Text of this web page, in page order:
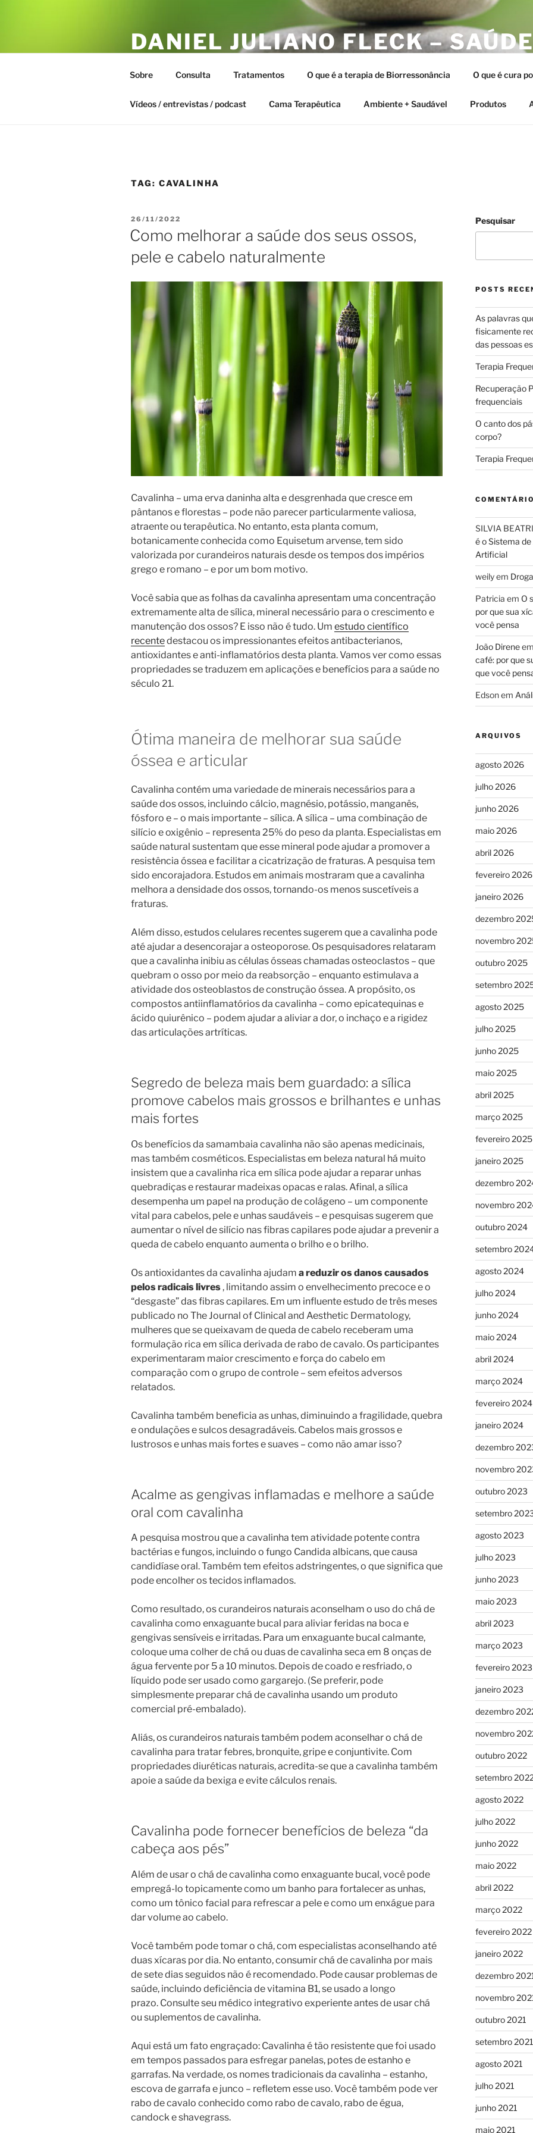
DANIEL JULIANO FLECK –
ESTAR – TERAPIAS
Sobre Consulta Tratamentos O que é a terapia de Biorressonância O que é cura
Vídeos / entrevistas / podcast Cama Terapêutica Ambiente + Saudável Produtos
TAG: CAVALINHA
PUBLICADO
EM
26/11/2022
Como melhorar a saúde dos seus ossos,
pele e cabelo naturalmente
Cavalinha – uma erva daninha alta e desgrenhada que cresce em
pântanos e florestas – pode não parecer particularmente valiosa,
atraente ou terapêutica. No entanto, esta planta comum,
botanicamente conhecida como Equisetum arvense, tem sido
valorizada por curandeiros naturais desde os tempos dos impérios
grego e romano – e por um bom motivo.
Você sabia que as folhas da cavalinha apresentam uma concentração
extremamente alta de sílica, mineral necessário para o crescimento e
manutenção dos ossos? E isso não é tudo. Um estudo científico
recentedestacou os impressionantes efeitos antibacterianos,
antioxidantes e anti-inflamatórios desta planta. Vamos ver como essas
propriedades se traduzem em aplicações e benefícios para a saúde no
século 21.
Ótima maneira de melhorar sua saúde
óssea e articular
Cavalinha contém uma variedade de minerais necessários para a
saúde dos ossos, incluindo cálcio, magnésio, potássio, manganês,
fósforo e – o mais importante – sílica. A sílica – uma combinação de
silício e oxigênio – representa 25% do peso da planta. Especialistas em
saúde natural sustentam que esse mineral pode ajudar a promover a
resistência óssea e facilitar a cicatrização de fraturas. A pesquisa tem
sido encorajadora. Estudos em animais mostraram que a cavalinha
melhora a densidade dos ossos, tornando-os menos suscetíveis a
fraturas.
Além disso, estudos celulares recentes sugerem que a cavalinha pode
até ajudar a desencorajar a osteoporose. Os pesquisadores relataram
que a cavalinha inibiu as células ósseas chamadas osteoclastos – que
quebram o osso por meio da reabsorção – enquanto estimulava a
atividade dos osteoblastos de construção óssea. A propósito, os
compostos antiinflamatórios da cavalinha – como epicatequinas e
ácido quiurênico – podem ajudar a aliviar a dor, o inchaço e a rigidez
das articulações artríticas.
Segredo de beleza mais bem guardado: a sílica
promove cabelos mais grossos e brilhantes e unhas
mais fortes
Os benefícios da samambaia cavalinha não são apenas medicinais,
mas também cosméticos. Especialistas em beleza natural há muito
insistem que a cavalinha rica em sílica pode ajudar a reparar unhas
quebradiças e restaurar madeixas opacas e ralas. Afinal, a sílica
desempenha um papel na produção de colágeno – um componente
vital para cabelos, pele e unhas saudáveis ​​– e pesquisas sugerem que
aumentar o nível de silício nas fibras capilares pode ajudar a prevenir a
queda de cabelo enquanto aumenta o brilho e o brilho.
Os antioxidantes da cavalinha ajudam a reduzir os danos causados ​​
pelos radicais livres , limitando assim o envelhecimento precoce e o
“desgaste” das fibras capilares. Em um influente estudo de três meses
publicado no The Journal of Clinical and Aesthetic Dermatology,
mulheres que se queixavam de queda de cabelo receberam uma
formulação rica em sílica derivada de rabo de cavalo. Os participantes
experimentaram maior crescimento e força do cabelo em
comparação com o grupo de controle – sem efeitos adversos
relatados.
Cavalinha também beneficia as unhas, diminuindo a fragilidade, quebra
e ondulações e sulcos desagradáveis. Cabelos mais grossos e
lustrosos e unhas mais fortes e suaves – como não amar isso?
Acalme as gengivas inflamadas e melhore a saúde
oral com cavalinha
A pesquisa mostrou que a cavalinha tem atividade potente contra
bactérias e fungos, incluindo o fungo Candida albicans, que causa
candidíase oral. Também tem efeitos adstringentes, o que significa que
pode encolher os tecidos inflamados.
Como resultado, os curandeiros naturais aconselham o uso do chá de
cavalinha como enxaguante bucal para aliviar feridas na boca e
gengivas sensíveis e irritadas. Para um enxaguante bucal calmante,
coloque uma colher de chá ou duas de cavalinha seca em 8 onças de
água fervente por 5 a 10 minutos. Depois de coado e resfriado, o
líquido pode ser usado como gargarejo. (Se preferir, pode
simplesmente preparar chá de cavalinha usando um produto
comercial pré-embalado).
Aliás, os curandeiros naturais também podem aconselhar o chá de
cavalinha para tratar febres, bronquite, gripe e conjuntivite. Com
propriedades diuréticas naturais, acredita-se que a cavalinha também
apoie a saúde da bexiga e evite cálculos renais.
Cavalinha pode fornecer benefícios de beleza “da
cabeça aos pés”
Além de usar o chá de cavalinha como enxaguante bucal, você pode
empregá-lo topicamente como um banho para fortalecer as unhas,
como um tônico facial para refrescar a pele e como um enxágue para
dar volume ao cabelo.
Você também pode tomar o chá, com especialistas aconselhando até
duas xícaras por dia. No entanto, consumir chá de cavalinha por mais
de sete dias seguidos não é recomendado. Pode causar problemas de
saúde, incluindo deficiência de vitamina B1, se usado a longo
prazo. Consulte seu médico integrativo experiente antes de usar chá
ou suplementos de cavalinha.
Aqui está um fato engraçado: Cavalinha é tão resistente que foi usado
em tempos passados ​​para esfregar panelas, potes de estanho e
garrafas. Na verdade, os nomes tradicionais da cavalinha – estanho,
escova de garrafa e junco – refletem esse uso. Você também pode ver
rabo de cavalo conhecido como rabo de cavalo, rabo de égua,
candock e shavegrass.
Pesquisar
POSTS
As palavras
fisicamente
das pessoas
Terapia
Recuperação
frequenciais
O canto dos
corpo?
Terapia
SILVIA
é o Sistema
Artificial
weilyem
Patricia em O
por que sua
você pensa
João Direneem
café: por que
que você
Edsonem
ARQUIVOS
agosto 2026
julho 2026
junho 2026
maio 2026
abril 2026
fevereiro 2026
janeiro 2026
dezembro
novembro
outubro 2025
setembro
agosto 2025
julho 2025
junho 2025
maio 2025
abril 2025
março 2025
fevereiro 2025
janeiro 2025
dezembro
novembro
outubro 2024
setembro
agosto 2024
julho 2024
junho 2024
maio 2024
abril 2024
março 2024
fevereiro 2024
janeiro 2024
dezembro
novembro
outubro 2023
setembro
agosto 2023
julho 2023
junho 2023
maio 2023
abril 2023
março 2023
fevereiro 2023
janeiro 2023
dezembro
novembro
outubro 2022
setembro
agosto 2022
julho 2022
junho 2022
maio 2022
abril 2022
março 2022
fevereiro 2022
janeiro 2022
dezembro
novembro
outubro 2021
setembro 2021
agosto 2021
julho 2021
junho 2021
maio 2021